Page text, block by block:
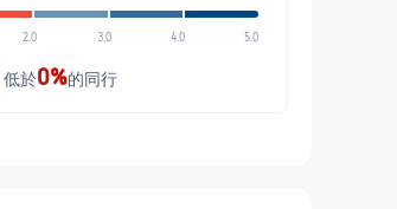
2.0 3.0 4.0 5.0
低於0%的同行